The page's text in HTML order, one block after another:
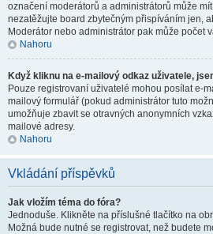
označení moderátorů a administrátorů může
nezatěžujte board zbytečným přispíváním jen,
Moderátor nebo administrátor pak může počet
Nahoru
Když kliknu na e-mailový odkaz uživatele,
Pouze registrovaní uživatelé mohou posílat e-
mailový formulář (pokud administrátor tuto
umožňuje zbavit se otravných anonymních
mailové adresy.
Nahoru
Vkládání příspěvků
Jak vložím téma do fóra?
Jednoduše. Klikněte na příslušné tlačítko na
Možná bude nutné se registrovat, než budete